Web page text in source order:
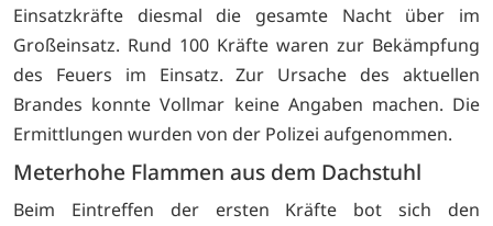
Einsatzkräfte diesmal die gesamte Nacht über im
Großeinsatz. Rund 100 Kräfte waren zur Bekämpfung
des Feuers im Einsatz. Zur Ursache des aktuellen
Brandes konnte Vollmar keine Angaben machen. Die
Ermittlungen wurden von der Polizei aufgenommen.
Meterhohe Flammen aus dem Dachstuhl
Beim Eintreffen der ersten Kräfte bot sich den